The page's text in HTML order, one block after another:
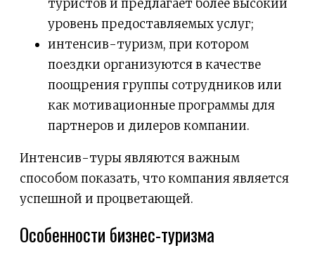
туристов и предлагает более высокий
уровень предоставляемых услуг;
интенсив-туризм, при котором
поездки организуются в качестве
поощрения группы сотрудников или
как мотивационные программы для
партнеров и дилеров компании.
Интенсив-туры являются важным
способом показать, что компания является
успешной и процветающей.
Особенности бизнес-туризма